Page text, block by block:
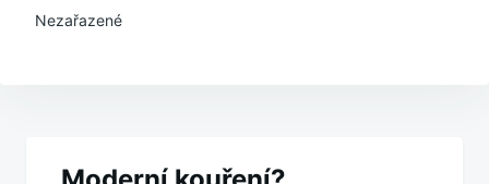
Nezařazené